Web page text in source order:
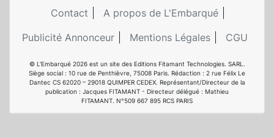
Contact
A propos de L'Embarqué
Publicité Annonceur
Mentions Légales CGU
© L'Embarqué 2026 est un site des Editions Fitamant Technologies. SARL.
Siège social : 10 rue de Penthièvre, 75008 Paris. Rédaction : 2 rue Félix Le
Dantec CS 62020 – 29018 QUIMPER CEDEX. Représentant/Directeur de la
publication : Jacques FITAMANT - Directeur délégué : Mathieu
FITAMANT. N°509 667 895 RCS PARIS